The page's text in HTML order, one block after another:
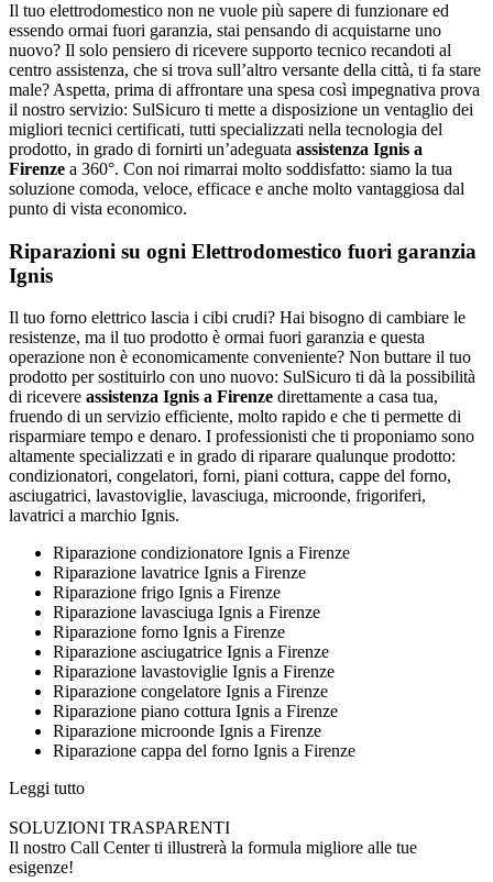
Il tuo elettrodomestico non ne vuole più sapere di funzionare ed
essendo ormai fuori garanzia, stai pensando di acquistarne uno
nuovo? Il solo pensiero di ricevere supporto tecnico recandoti al
centro assistenza, che si trova sull’altro versante della città, ti fa stare
male? Aspetta, prima di affrontare una spesa così impegnativa prova
il nostro servizio: SulSicuro ti mette a disposizione un ventaglio dei
migliori tecnici certificati, tutti specializzati nella tecnologia del
prodotto, in grado di fornirti un’adeguata assistenza Ignis a
Firenze a 360°. Con noi rimarrai molto soddisfatto: siamo la tua
soluzione comoda, veloce, efficace e anche molto vantaggiosa dal
punto di vista economico.
Riparazioni su ogni Elettrodomestico fuori garanzia
Ignis
Il tuo forno elettrico lascia i cibi crudi? Hai bisogno di cambiare le
resistenze, ma il tuo prodotto è ormai fuori garanzia e questa
operazione non è economicamente conveniente? Non buttare il tuo
prodotto per sostituirlo con uno nuovo: SulSicuro ti dà la possibilità
di ricevere assistenza Ignis a Firenze direttamente a casa tua,
fruendo di un servizio efficiente, molto rapido e che ti permette di
risparmiare tempo e denaro. I professionisti che ti proponiamo sono
altamente specializzati e in grado di riparare qualunque prodotto:
condizionatori, congelatori, forni, piani cottura, cappe del forno,
asciugatrici, lavastoviglie, lavasciuga, microonde, frigoriferi,
lavatrici a marchio Ignis.
Riparazione condizionatore Ignis a Firenze
Riparazione lavatrice Ignis a Firenze
Riparazione frigo Ignis a Firenze
Riparazione lavasciuga Ignis a Firenze
Riparazione forno Ignis a Firenze
Riparazione asciugatrice Ignis a Firenze
Riparazione lavastoviglie Ignis a Firenze
Riparazione congelatore Ignis a Firenze
Riparazione piano cottura Ignis a Firenze
Riparazione microonde Ignis a Firenze
Riparazione cappa del forno Ignis a Firenze
Leggi tutto
SOLUZIONI TRASPARENTI
Il nostro Call Center ti illustrerà la formula migliore alle tue
esigenze!